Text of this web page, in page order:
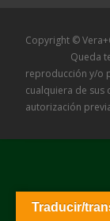
Copyright ©
Queda
reproducción y/o
cualquiera de
autorización
Traducir/